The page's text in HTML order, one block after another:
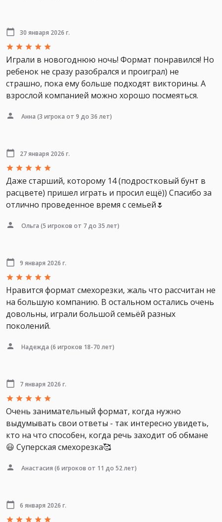
30 января 2026 г.
Играли в новогоднюю ночь! Формат понравился! Но
ребенок не сразу разобрался и проиграл) не
страшно, пока ему больше подходят викторины. А
взрослой компанией можно хорошо посмеяться.
Анна (3 игрока от 9 до 36 лет)
27 января 2026 г.
Даже старший, которому 14 (подростковый бунт в
расцвете) пришел играть и просил ещë)) Спасибо за
отлично проведенное время с семьей🌷
Ольга (5 игроков от 7 до 35 лет)
9 января 2026 г.
Нравится формат смехорезки, жаль что рассчитан не
на большую компанию. В остальном остались очень
довольны, играли большой семьёй разных
поколений.
Надежда (6 игроков 18-70 лет)
7 января 2026 г.
Очень занимательный формат, когда нужно
выдумывать свои ответы - так интересно увидеть,
кто на что способен, когда речь заходит об обмане
😃 Суперская смехорезка🥰
Анастасия (6 игроков от 11 до 52 лет)
6 января 2026 г.